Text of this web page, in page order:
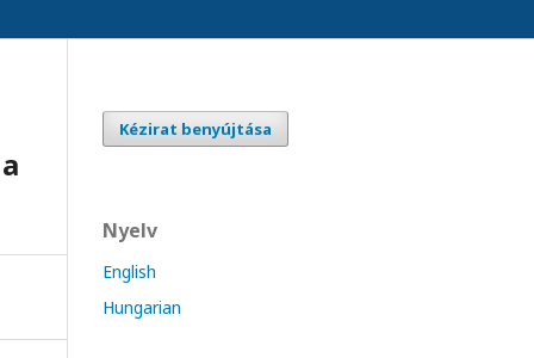
Kézirat benyújtása
Nyelv
English
Hungarian